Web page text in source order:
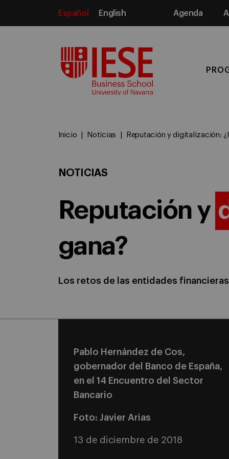
Español English Agenda
Inicio Noticias Reputación y digitalización:
NOTICIAS
Reputación y
gana?
Los retos de las entidades
Pablo Hernández de Cos,
gobernador del Banco de España,
en el 14 Encuentro del Sector
Bancario
Foto: Javier Arias
13 de diciembre de 2018